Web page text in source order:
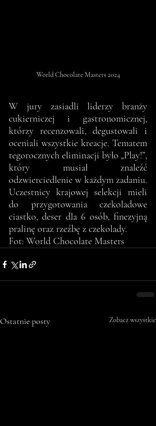
World Chocolate Masters 2024
W jury zasiadli liderzy branży
cukierniczej i gastronomicznej,
którzy recenzowali, degustowali i
oceniali wszystkie kreacje. Tematem
tegorocznych eliminacji było „Play!”,
który musiał znaleźć
odzwierciedlenie w każdym zadaniu.
Uczestnicy krajowej selekcji mieli
do przygotowania czekoladowe
ciastko, deser dla 6 osób, finezyjną
pralinę oraz rzeźbę z czekolady.
Fot: World Chocolate Masters
Ostatnie posty Zobacz wszystkie